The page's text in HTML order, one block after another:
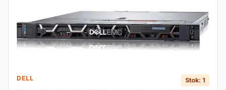
DELL Stok: 1